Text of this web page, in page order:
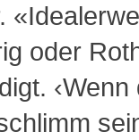
oder